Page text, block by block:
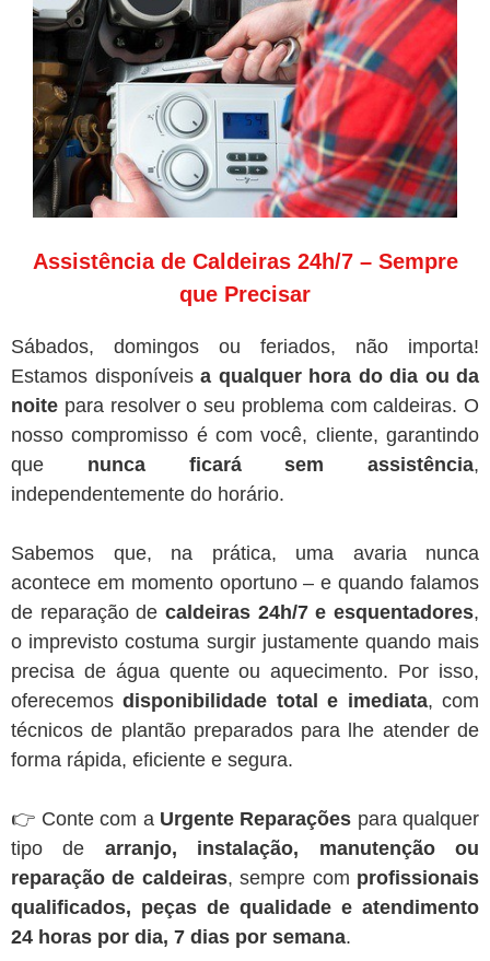
Assistência de Caldeiras 24h/7 – Sempre
que Precisar
Sábados, domingos ou feriados, não importa!
Estamos disponíveis a qualquer hora do dia ou da
noite para resolver o seu problema com caldeiras. O
nosso compromisso é com você, cliente, garantindo
que nunca ficará sem assistência,
independentemente do horário.
Sabemos que, na prática, uma avaria nunca
acontece em momento oportuno – e quando falamos
de reparação de caldeiras 24h/7 e esquentadores,
o imprevisto costuma surgir justamente quando mais
precisa de água quente ou aquecimento. Por isso,
oferecemosdisponibilidade total e imediata, com
técnicos de plantão preparados para lhe atender de
forma rápida, eficiente e segura.
👉 Conte com a Urgente Reparações para qualquer
tipo de arranjo, instalação, manutenção ou
reparação de caldeiras, sempre com profissionais
qualificados, peças de qualidade e atendimento
24 horas por dia, 7 dias por semana.